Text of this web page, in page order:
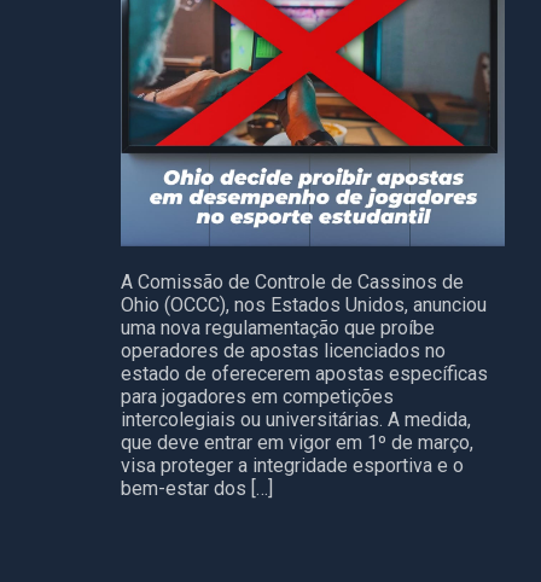
A Comissão de Controle de Cassinos de
Ohio (OCCC), nos Estados Unidos, anunciou
uma nova regulamentação que proíbe
operadores de apostas licenciados no
estado de oferecerem apostas específicas
para jogadores em competições
intercolegiais ou universitárias. A medida,
que deve entrar em vigor em 1º de março,
visa proteger a integridade esportiva e o
bem-estar dos […]